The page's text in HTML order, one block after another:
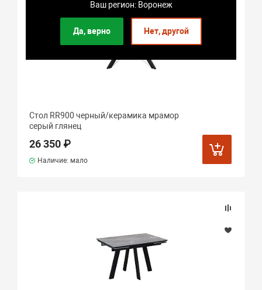
Ваш регион: Воронеж
Да, верно Нет, другой
Стол RR900 черный/керамика мрамор
серый глянец
26 350 ₽
Наличие: мало